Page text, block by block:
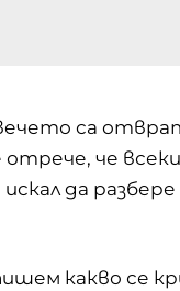
са
че всеки
да
какво се